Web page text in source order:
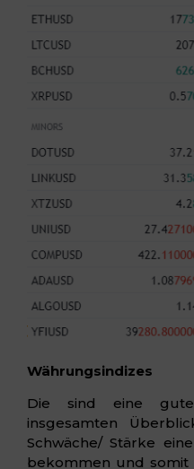
Währungsindizes
Die sind eine
insgesamten
Schwäche/ Stärke
bekommen und somit